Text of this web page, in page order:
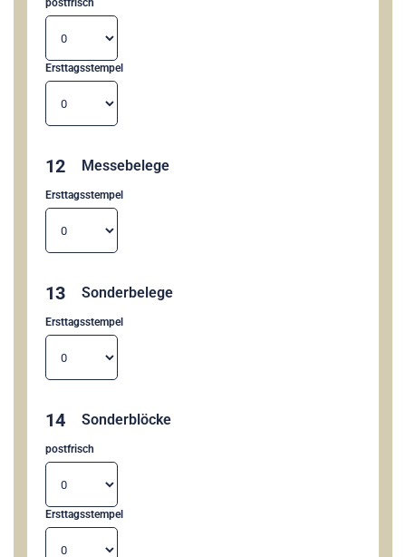
postfrisch
Ersttagsstempel
12 Messebelege
Ersttagsstempel
13 Sonderbelege
Ersttagsstempel
14 Sonderblöcke
postfrisch
Ersttagsstempel